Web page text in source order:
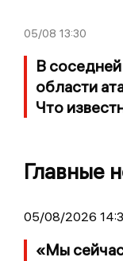
05/08 13:30
В
области
Что
Главные
05/08/2026
«Мы